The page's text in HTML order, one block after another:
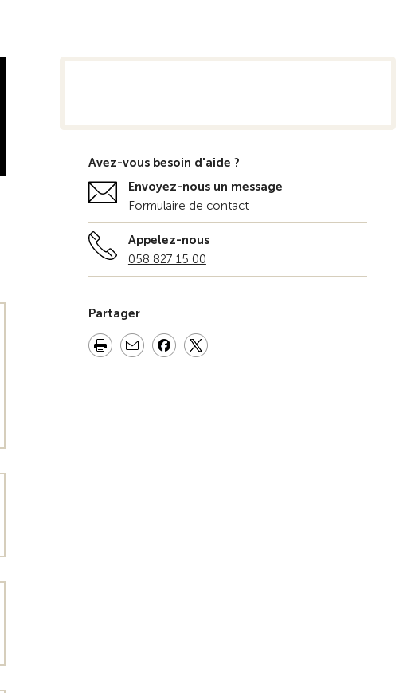
Avez-vous besoin d'aide ?
Envoyez-nous un message
Formulaire de contact
Appelez-nous
058 827 15 00
Partager